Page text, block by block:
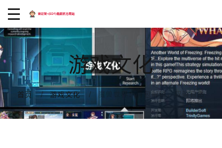
游戏文化
首页 游戏文化 魔兽世界：背包解锁，驭骑自由